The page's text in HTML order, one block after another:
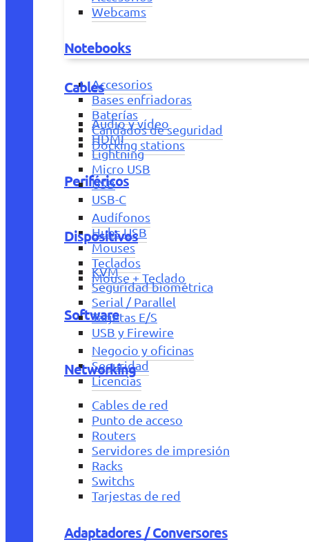
Webcams
Notebooks
Accesorios
Bases enfriadoras
Baterías
Candados de seguridad
Docking stations
Periféricos
Audífonos
Hubs USB
Mouses
Teclados
Mouse + Teclado
Software
Negocio y oficinas
Seguridad
Licencias
Cables
Audio y vídeo
HDMI
Lightning
Micro USB
USB
USB-C
Dispositivos
KVM
Seguridad biométrica
Serial / Parallel
Tarjetas E/S
USB y Firewire
Networking
Cables de red
Punto de acceso
Routers
Servidores de impresión
Racks
Switchs
Tarjestas de red
Adaptadores / Conversores